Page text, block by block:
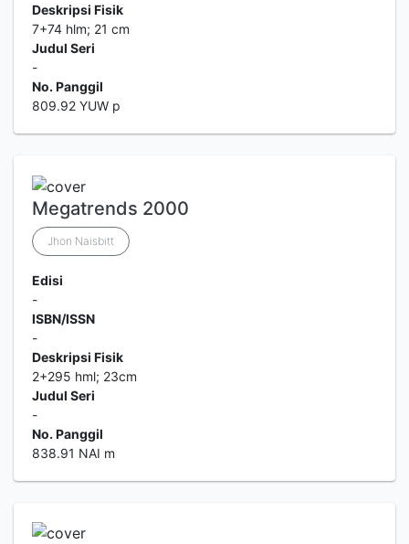
Deskripsi Fisik
7+74 hlm; 21 cm
Judul Seri
-
No. Panggil
809.92 YUW p
Megatrends 2000
Jhon Naisbitt
Edisi
-
ISBN/ISSN
-
Deskripsi Fisik
2+295 hml; 23cm
Judul Seri
-
No. Panggil
838.91 NAI m